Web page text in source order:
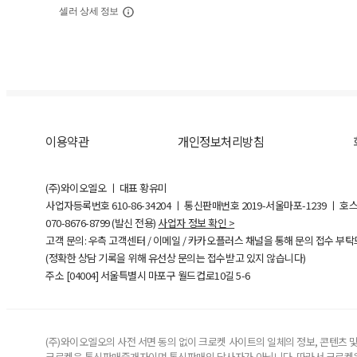
셀러 상세 정보
이용약관 개인정보처리방침
(주)와이오엘오 ㅣ 대표 황유미
사업자등록번호610-86-34204ㅣ 통신판매번호 2019-서울마포-1239 ㅣ 호
070-8676-8799 (발신 전용) 사업자 정보 확인 >
고객 문의: 우측 고객센터 / 이메일 / 카카오플러스 채널을 통해 문의 접수 부
(정확한 상담 기록을 위해 유선상 문의는 접수받고 있지 않습니다)
주소 [04004] 서울특별시 마포구 월드컵로10길5-6
(주)와이오엘오의 사전 서면 동의 없이 크로켓 사이트의 일체의 정보, 콘텐츠